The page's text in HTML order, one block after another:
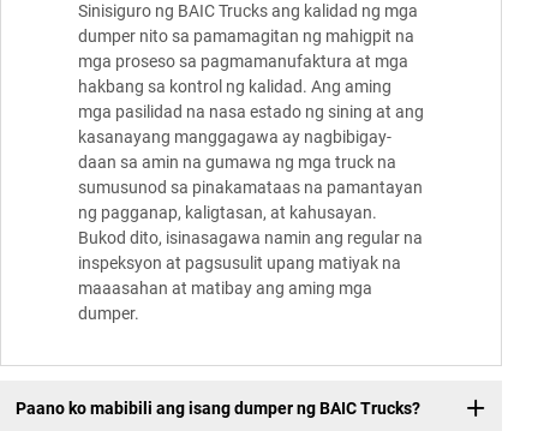
Sinisiguro ng BAIC Trucks ang kalidad ng mga
dumper nito sa pamamagitan ng mahigpit na
mga proseso sa pagmamanufaktura at mga
hakbang sa kontrol ng kalidad. Ang aming
mga pasilidad na nasa estado ng sining at ang
kasanayang manggagawa ay nagbibigay-
daan sa amin na gumawa ng mga truck na
sumusunod sa pinakamataas na pamantayan
ng pagganap, kaligtasan, at kahusayan.
Bukod dito, isinasagawa namin ang regular na
inspeksyon at pagsusulit upang matiyak na
maaasahan at matibay ang aming mga
dumper.
Paano ko mabibili ang isang dumper ng BAIC Trucks?